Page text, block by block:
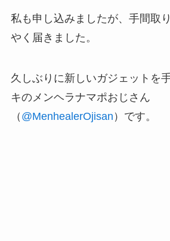
私も申し込みましたが、手間取
やく届きました。
久しぶりに新しいガジェットを
キのメンヘラナマポおじさん
（ @MenhealerOjisan ）です。